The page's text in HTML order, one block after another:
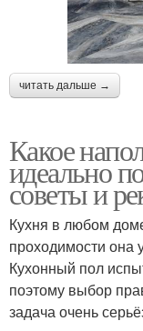
читать дальше →
Какое
идеально
советы и
Кухня в любом
проходимости она
Кухонный пол
поэтому выбор
задача очень